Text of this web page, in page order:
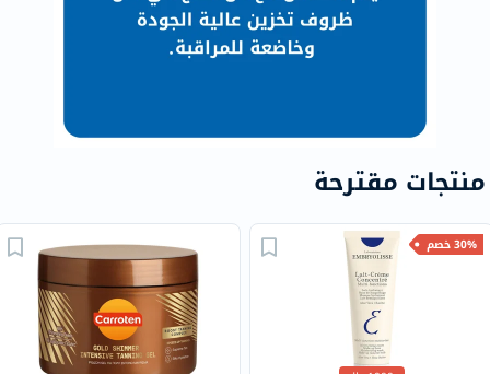
منتجات مقترحة
30% خصم